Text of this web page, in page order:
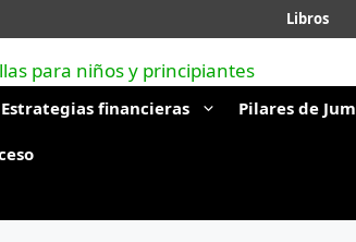
Libros
Estrategias financieras Pilares de